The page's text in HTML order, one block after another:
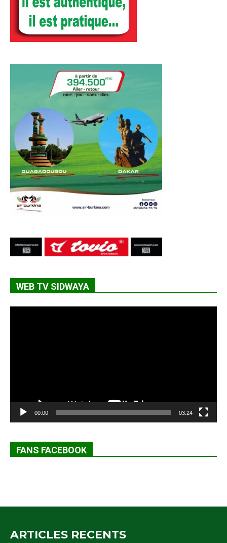
WEB TV SIDWAYA
00:00 03:24
FANS FACEBOOK
ARTICLES RECENTS